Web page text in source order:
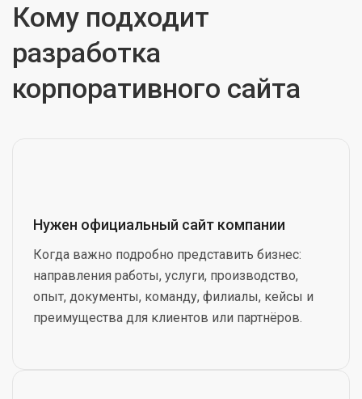
Кому подходит
разработка
корпоративного сайта
Нужен официальный сайт компании
Когда важно подробно представить бизнес:
направления работы, услуги, производство,
опыт, документы, команду, филиалы, кейсы и
преимущества для клиентов или партнёров.